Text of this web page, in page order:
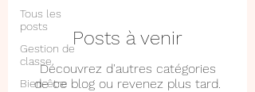
Tous les
posts
Gestion de
classe
Bien-être
Posts à venir
Découvrez d'autres catégories
de ce blog ou revenez plus tard.